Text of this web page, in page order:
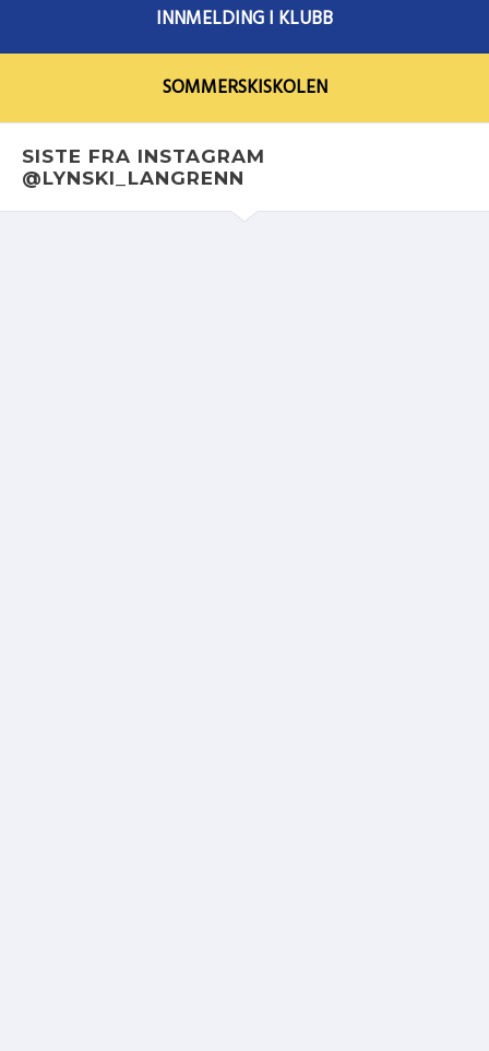
INNMELDING I KLUBB
SOMMERSKISKOLEN
SISTE FRA INSTAGRAM
@LYNSKI_LANGRENN